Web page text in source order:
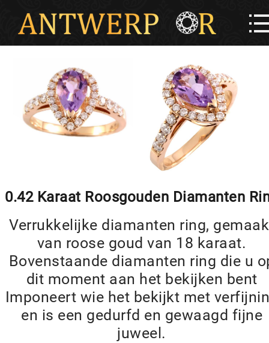
0.42 Karaat Roosgouden Diamanten
Verrukkelijke diamanten ring,
van roose goud van 18 karaat.
Bovenstaande diamanten ring die u
dit moment aan het bekijken bent
Imponeert wie het bekijkt met
en is een gedurfd en gewaagd fijne
juweel.